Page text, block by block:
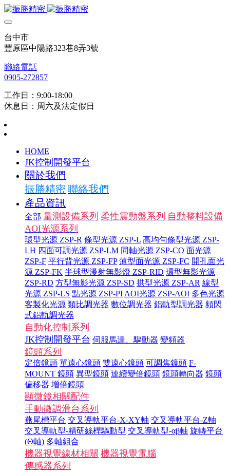
台中市
豐原區中陽路323巷8弄3號
聯絡電話
0905-272857
工作日：9:00-18:00
休息日：周六及法定假日
HOME
JK控制開發平台
關於我們
振勝精密聯絡我們
產品資訊
全部 量測設備系列 柔性震動盤系列 自動整料設備
AOI光源系列
環型光源 ZSP-R 條型光源 ZSP-L 高均勻條型光源 ZSP-
LH 四面可調光源 ZSP-LM 同軸光源 ZSP-CO 面光源
ZSP-F 平行背光源 ZSP-FP 薄型面光源 ZSP-FC 開孔面光
源 ZSP-FK 半球型漫射無影燈 ZSP-RID 環型無影光源
ZSP-RD 方型無影光源 ZSP-SD 拱型光源 ZSP-AR 線型
光源 ZSP-LS 點光源 ZSP-PI AOI光源 ZSP-AOI 多色光源
客製化光源 類比調光器 數位調光器 鋁軌型調光器 頻閃
式鋁軌調光器
自動化控制系列
JK控制開發平台 伺服馬達、驅動器 變頻器
鏡頭系列
定倍鏡頭 單遠心鏡頭 雙遠心鏡頭 可調焦鏡頭 F-
MOUNT 鏡頭 異型鏡頭 連續變倍鏡頭 鏡頭轉向器 鏡頭
偏移器 增倍鏡頭
顯微鏡相關配件
手動微調滑台系列
燕尾槽平台 交叉導軌平台-X-XY軸 交叉導軌平台-Z軸
交叉導軌型-精研絲桿驅動型 交叉導軌型-αβ軸 旋轉平台
(Θ軸) 多軸組合
機器視覺線材相關 機器視覺電腦
傳感器系列